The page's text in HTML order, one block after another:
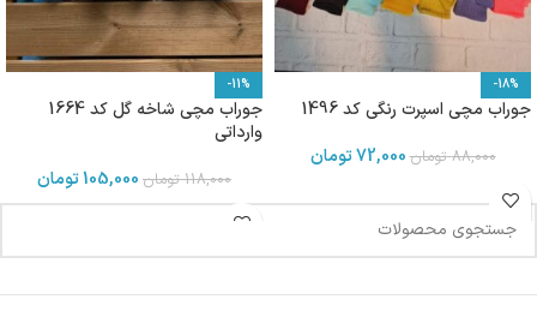
-18%
جوراب مچی اسپرت رنگی کد 1496
88,000 تومان72,000تومان
-11%
جوراب مچی شاخه گل کد 1664
وارداتی
118,000 تومان 105,000تومان